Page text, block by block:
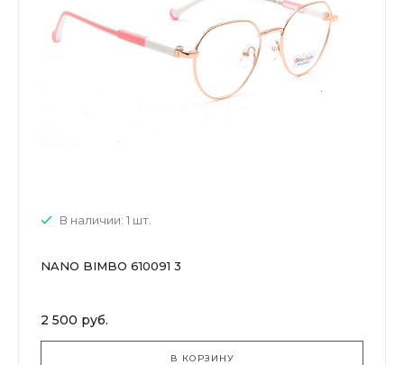
В наличии: 1 шт.
NANO BIMBO 610091 3
2 500 руб.
В КОРЗИНУ